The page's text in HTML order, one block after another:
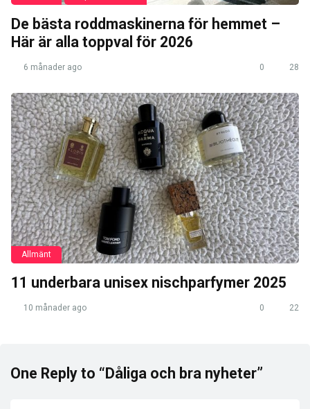
De bästa roddmaskinerna för hemmet –
Här är alla toppval för 2026
6 månader ago 0 28
Allmänt
11 underbara unisex nischparfymer 2025
10 månader ago 0 22
One Reply to “Dåliga och bra nyheter”